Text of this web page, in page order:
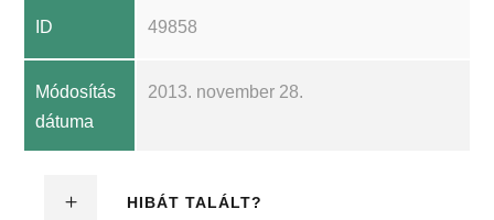
ID 49858
Módosítás
dátuma
2013. november 28.
HIBÁT TALÁLT?